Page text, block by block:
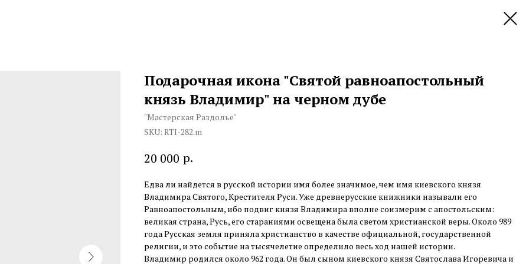
Подарочная икона "Святой равноапостольный
князь Владимир" на черном дубе
"Мастерская Раздолье"
SKU: RTI-282.m
20 000 р.
Едва ли найдется в русской истории имя более значимое, чем имя киевского князя
Владимира Святого, Крестителя Руси. Уже древнерусские книжники называли его
Равноапостольным, ибо подвиг князя Владимира вполне соизмерим с апостольским:
великая страна, Русь, его стараниями освещена была светом христианской веры. Около 989
года Русская земля приняла христианство в качестве официальной, государственной
религии, и это событие на тысячелетие определило весь ход нашей истории.
Владимир родился около 962 года. Он был сыном киевского князя Святослава Игоревича и